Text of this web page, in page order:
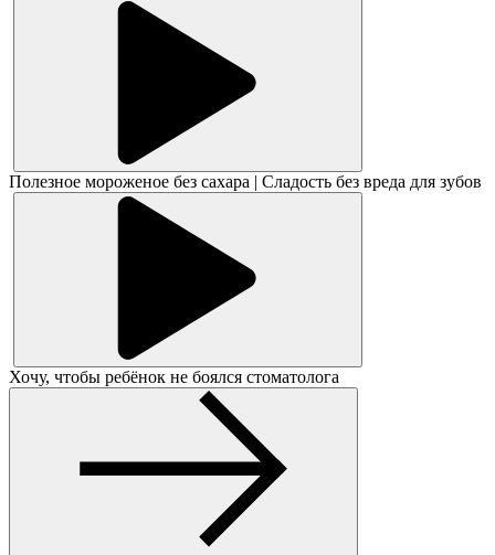
Полезное мороженое без сахара | Сладость без вреда для зубов
Хочу, чтобы ребёнок не боялся стоматолога